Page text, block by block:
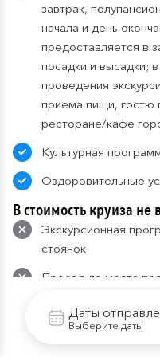
Даты
Выберите даты
завтрак,
начала и день
предоставляется в
посадки и высадки;
проведения
приема пищи, гостю
ресторане/кафе
Культурная
Оздоровительные
В стоимость круиза не
Экскурсионная
стоянок
Проезд до места
Напитки и закуски в